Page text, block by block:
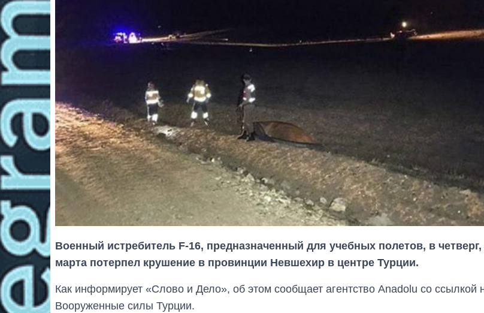
Военный истребитель F-16, предназначенный для учебных полетов, в четверг,
марта потерпел крушение в провинции Невшехир в центре Турции.
Как информирует «Слово и Дело», об этом сообщает агентство Anadolu со ссылкой
Вооруженные силы Турции.